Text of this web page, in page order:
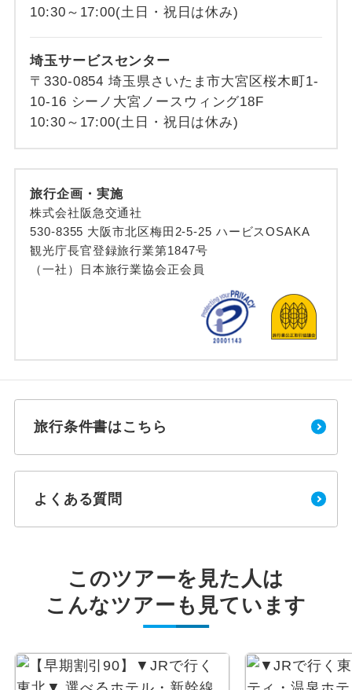
10:30～17:00(土日・祝日は休み)
埼玉サービスセンター
〒330-0854 埼玉県さいたま市大宮区桜木町1-
10-16 シーノ大宮ノースウィング18F
10:30～17:00(土日・祝日は休み)
旅行企画・実施
株式会社阪急交通社
530-8355 大阪市北区梅田2-5-25 ハービスOSAKA
観光庁長官登録旅行業第1847号
（一社）日本旅行業協会正会員
旅行条件書はこちら
よくある質問
このツアーを見た人は
こんなツアーも見ています